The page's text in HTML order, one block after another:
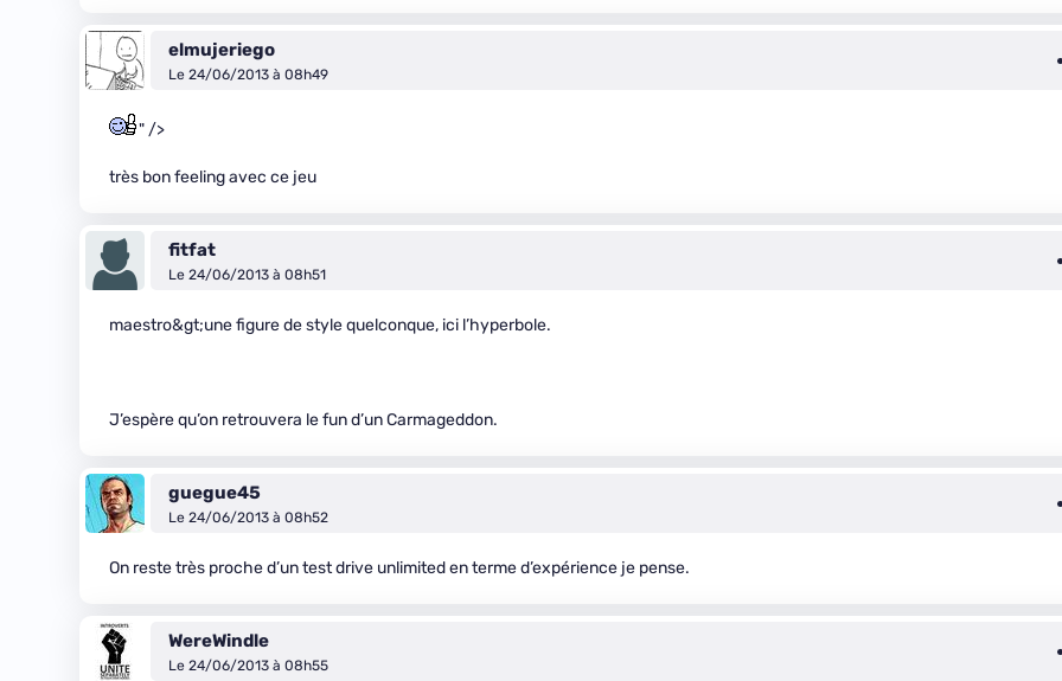
elmujeriego
Le 24/06/2013 à 08h49
" />
très bon feeling avec ce jeu
fitfat
Le 24/06/2013 à 08h51
maestro&gt;une figure de style quelconque, ici l’hyperbole.
J’espère qu’on retrouvera le fun d’un Carmageddon.
guegue45
Le 24/06/2013 à 08h52
On reste très proche d’un test drive unlimited en terme d’expérience je pense.
WereWindle
Le 24/06/2013 à 08h55